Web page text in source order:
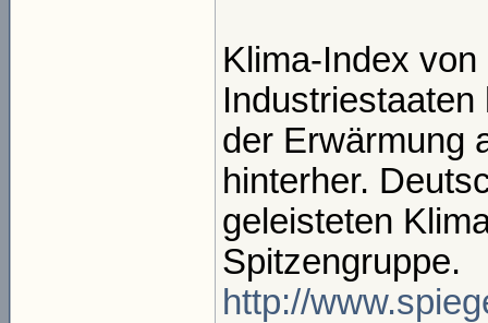
Klima-Index
der Erwärmung
hinterher.
geleisteten
Spitzengruppe.
http://